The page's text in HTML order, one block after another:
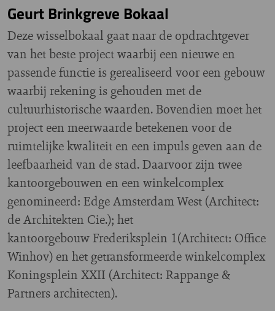
Geurt Brinkgreve Bokaal
Deze wisselbokaal gaat naar de opdrachtgever
van het beste project waarbij een nieuwe en
passende functie is gerealiseerd voor een gebouw
waarbij rekening is gehouden met de
cultuurhistorische waarden. Bovendien moet het
project een meerwaarde betekenen voor de
ruimtelijke kwaliteit en een impuls geven aan de
leefbaarheid van de stad. Daarvoor zijn twee
kantoorgebouwen en een winkelcomplex
genomineerd: Edge Amsterdam West (Architect:
de Architekten Cie.); het
kantoorgebouw Frederiksplein 1(Architect: Office
Winhov) en het getransformeerde winkelcomplex
Koningsplein XXII (Architect: Rappange &
Partners architecten).